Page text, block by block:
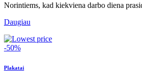
Norintiems, kad kiekviena darbo diena
Daugiau
-50%
Plakatai